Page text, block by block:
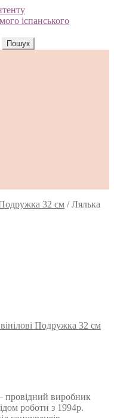
Пошук
32 см /Лялька
Подружка 32 см
провідний виробник
роботи з 1994р.